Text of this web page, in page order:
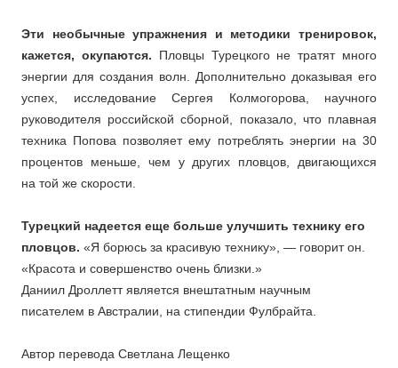
Эти необычные упражнения и методики тренировок,
кажется, окупаются. Пловцы Турецкого не тратят много
энергии для создания волн. Дополнительно доказывая его
успех, исследование Сергея Колмогорова, научного
руководителя российской сборной, показало, что плавная
техника Попова позволяет ему потреблять энергии на 30
процентов меньше, чем у других пловцов, двигающихся
на той же скорости.
Турецкий надеется еще больше улучшить технику его
пловцов. «Я борюсь за красивую технику», — говорит он.
«Красота и совершенство очень близки.»
Даниил Дроллетт является внештатным научным
писателем в Австралии, на стипендии Фулбрайта.
Автор перевода Светлана Лещенко